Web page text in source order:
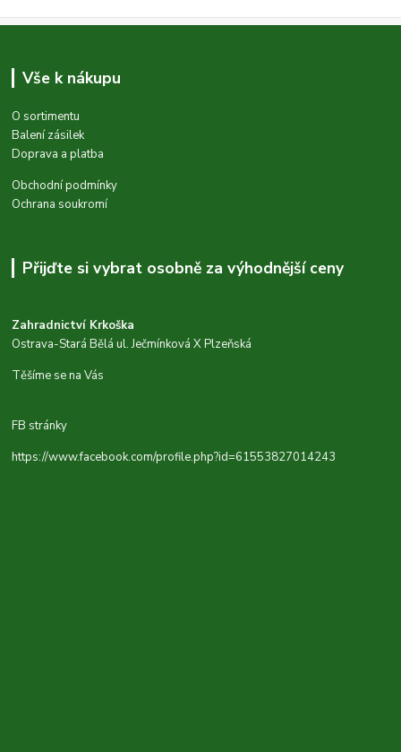
Vše k nákupu
O sortimentu
Balení zásilek
Doprava a platba
Obchodní podmínky
Ochrana soukromí
Přijďte si vybrat osobně za výhodnější ceny
Zahradnictví Krkoška
Ostrava-Stará Bělá ul. Ječmínková X Plzeňská
Těšíme se na Vás
FB stránky
https://www.facebook.com/profile.php?id=61553827014243